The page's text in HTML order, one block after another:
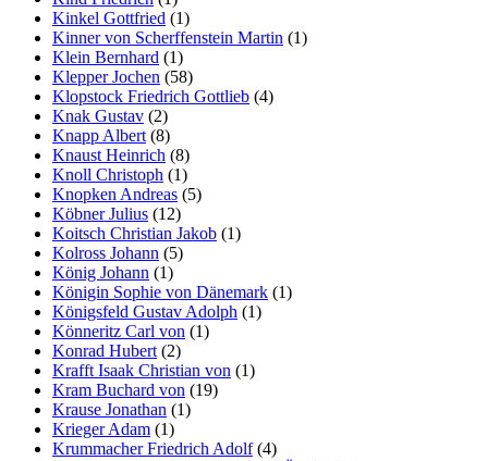
Kinkel Gottfried (1)
Kinner von Scherffenstein Martin (1)
Klein Bernhard (1)
Klepper Jochen (58)
Klopstock Friedrich Gottlieb (4)
Knak Gustav (2)
Knapp Albert (8)
Knaust Heinrich (8)
Knoll Christoph (1)
Knopken Andreas (5)
Köbner Julius (12)
Koitsch Christian Jakob (1)
Kolross Johann (5)
König Johann (1)
Königin Sophie von Dänemark (1)
Königsfeld Gustav Adolph (1)
Könneritz Carl von (1)
Konrad Hubert (2)
Krafft Isaak Christian von (1)
Kram Buchard von (19)
Krause Jonathan (1)
Krieger Adam (1)
Krummacher Friedrich Adolf(4)